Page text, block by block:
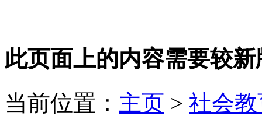
此页面上的内容需要较
当前位置： 主页 > 社会